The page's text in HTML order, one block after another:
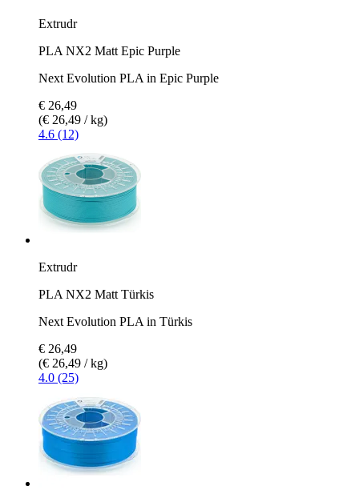
Extrudr
PLA NX2 Matt Epic Purple
Next Evolution PLA in Epic Purple
€ 26,49
(€ 26,49 / kg)
4.6 (12)
Extrudr
PLA NX2 Matt Türkis
Next Evolution PLA in Türkis
€ 26,49
(€ 26,49 / kg)
4.0 (25)